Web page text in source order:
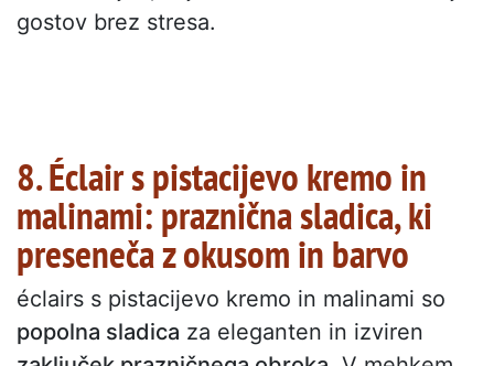
gostov brez stresa.
8. Éclair s pistacijevo kremo in
malinami: praznična sladica, ki
preseneča z okusom in barvo
éclairs s pistacijevo kremo in malinami so
popolna sladica za eleganten in izviren